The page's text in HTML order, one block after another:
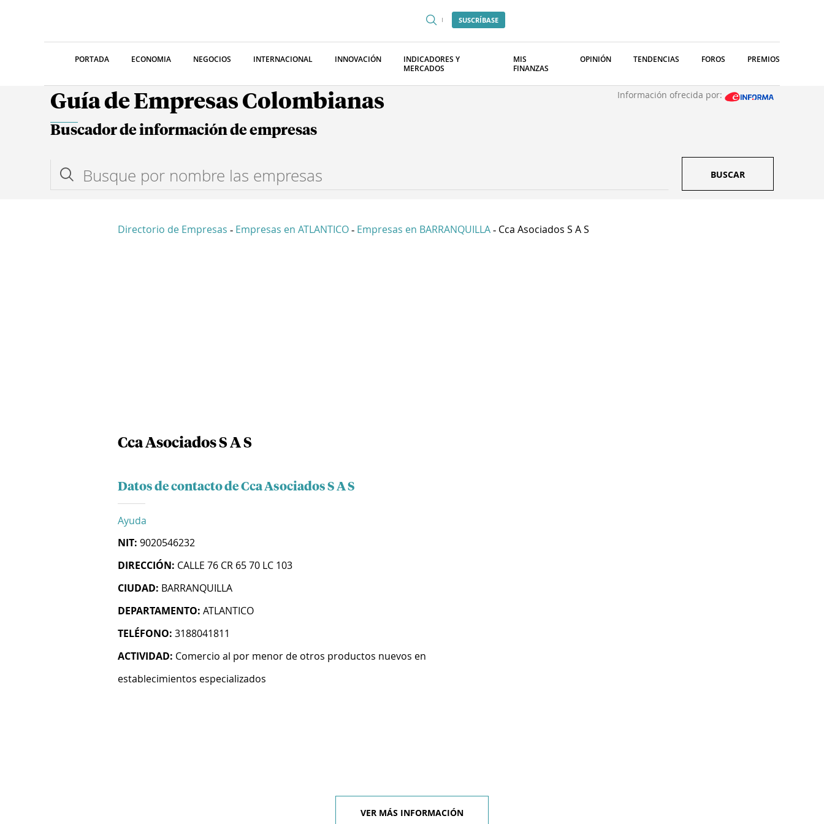
SUSCRÍBASE
PORTADA ECONOMIA NEGOCIOS INTERNACIONAL INNOVACIÓN
INDICADORES Y
MERCADOS
MIS
FINANZAS
OPINIÓN TENDENCIAS FOROS PREMIOS
Guía de Empresas Colombianas Información ofrecida por:
Buscador de información de empresas
BUSCAR
Directorio de Empresas - Empresas en ATLANTICO - Empresas en BARRANQUILLA - Cca Asociados S A S
Cca Asociados S A S
Datos de contacto de Cca Asociados S A S
Ayuda
NIT: 9020546232
DIRECCIÓN: CALLE 76 CR 65 70 LC 103
CIUDAD: BARRANQUILLA
DEPARTAMENTO: ATLANTICO
TELÉFONO: 3188041811
ACTIVIDAD: Comercio al por menor de otros productos nuevos en
establecimientos especializados
VER MÁS INFORMACIÓN